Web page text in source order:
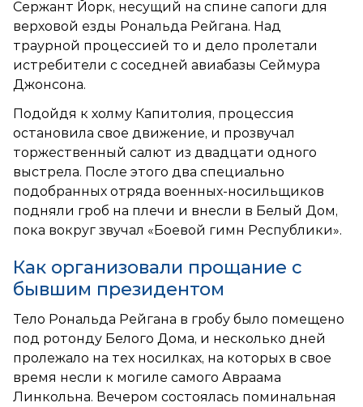
Сержант Йорк, несущий на спине сапоги для
верховой езды Рональда Рейгана. Над
траурной процессией то и дело пролетали
истребители с соседней авиабазы Сеймура
Джонсона.
Подойдя к холму Капитолия, процессия
остановила свое движение, и прозвучал
торжественный салют из двадцати одного
выстрела. После этого два специально
подобранных отряда военных-носильщиков
подняли гроб на плечи и внесли в Белый Дом,
пока вокруг звучал «Боевой гимн Республики».
Как организовали прощание с
бывшим президентом
Тело Рональда Рейгана в гробу было помещено
под ротонду Белого Дома, и несколько дней
пролежало на тех носилках, на которых в свое
время несли к могиле самого Авраама
Линкольна. Вечером состоялась поминальная